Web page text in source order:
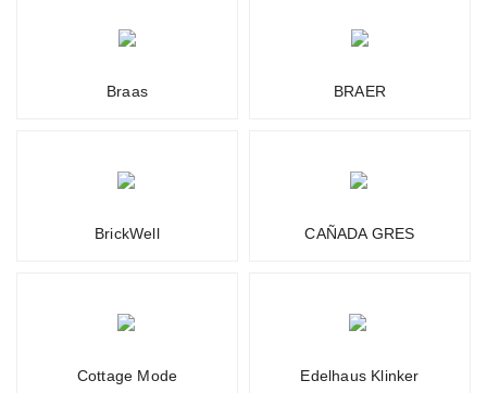
Braas BRAER
BrickWell CAÑADA GRES
Cottage Mode Edelhaus Klinker